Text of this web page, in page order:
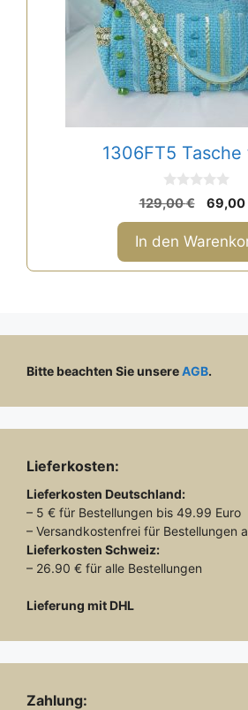
1306FT5
0
v
o
n
5
129,00€
Preis
war:
69,00
In den
Bitte beachten Sie unsereAGB.
Lieferkosten:
Lieferkosten Deutschland:
– 5 € für Bestellungen bis 49.99 Euro
– Versandkostenfrei für Bestellungen
Lieferkosten Schweiz:
– 26.90 € für alle Bestellungen
Lieferung mit DHL
Zahlung: